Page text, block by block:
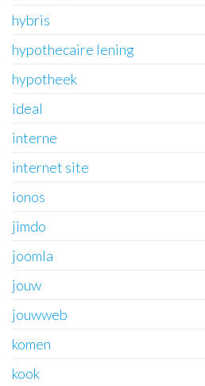
hybris
hypothecaire lening
hypotheek
ideal
interne
internet site
ionos
jimdo
joomla
jouw
jouwweb
komen
kook